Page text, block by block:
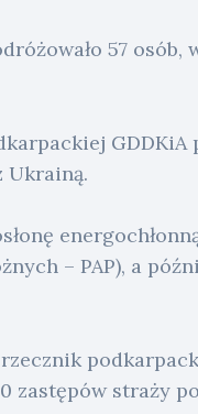
57 osób,
GDDKiA
Ukrainą.
– PAP), a
rzecznik
zastępów straży